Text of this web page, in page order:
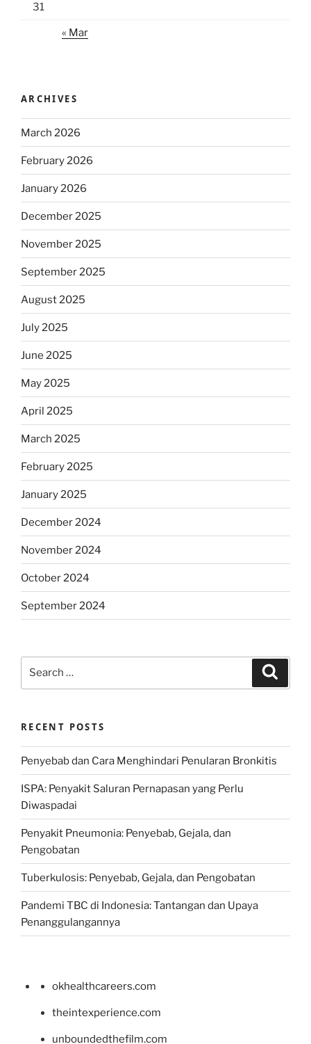
31
« Mar
ARCHIVES
March 2026
February 2026
January 2026
December 2025
November 2025
September 2025
August 2025
July 2025
June 2025
May 2025
April 2025
March 2025
February 2025
January 2025
December 2024
November 2024
October 2024
September 2024
RECENT POSTS
Penyebab dan Cara Menghindari Penularan Bronkitis
ISPA: Penyakit Saluran Pernapasan yang Perlu
Diwaspadai
Penyakit Pneumonia: Penyebab, Gejala, dan
Pengobatan
Tuberkulosis: Penyebab, Gejala, dan Pengobatan
Pandemi TBC di Indonesia: Tantangan dan Upaya
Penanggulangannya
okhealthcareers.com
theintexperience.com
unboundedthefilm.com